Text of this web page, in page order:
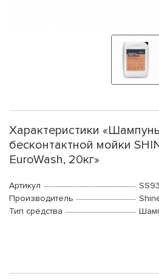
Характеристики
бесконтактной мойки
EuroWash, 20кг»
Артикул
Производитель
Тип средства